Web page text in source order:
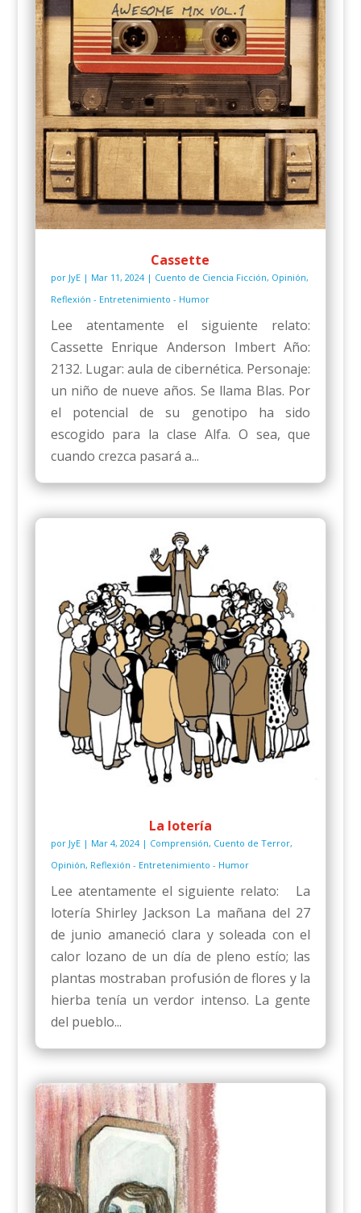
Cassette
por JyE| Mar 11, 2024| Cuento de Ciencia Ficción, Opinión,
Reflexión - Entretenimiento - Humor
Lee atentamente el siguiente relato:
Cassette Enrique Anderson Imbert Año:
2132. Lugar: aula de cibernética. Personaje:
un niño de nueve años. Se llama Blas. Por
el potencial de su genotipo ha sido
escogido para la clase Alfa. O sea, que
cuando crezca pasará a...
La lotería
por JyE| Mar 4, 2024| Comprensión, Cuento de Terror,
Opinión, Reflexión - Entretenimiento - Humor
Lee atentamente el siguiente relato: La
lotería Shirley Jackson La mañana del 27
de junio amaneció clara y soleada con el
calor lozano de un día de pleno estío; las
plantas mostraban profusión de flores y la
hierba tenía un verdor intenso. La gente
del pueblo...